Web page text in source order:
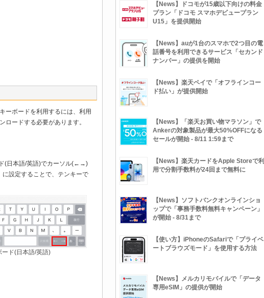
ーボードを利用するには、利用
ロードする必要があります。
(日本語/英語)でカーソル(←→)
設定することで、テンキーで
ード(日本語/英語)
【News】ドコモが15歳以下向けの料金
プラン「ドコモ スマホデビュープラン
U15」を提供開始
【News】auが1台のスマホで2つ目の電
話番号を利用できるサービス「セカンド
ナンバー」の提供を開始
【News】楽天ペイで「オフラインコー
ド払い」が提供開始
【News】「楽天お買い物マラソン」で
Ankerの対象製品が最大50%OFFになる
セールが開始 - 8/11 1:59まで
【News】楽天カードをApple Storeで利
用で分割手数料が24回まで無料に
【News】ソフトバンクオンラインショ
ップで「事務手数料無料キャンペーン」
が開始 - 8/31まで
【使い方】iPhoneのSafariで「プライベ
ートブラウズモード」を使用する方法
【News】メルカリモバイルで「データ
専用eSIM」の提供が開始